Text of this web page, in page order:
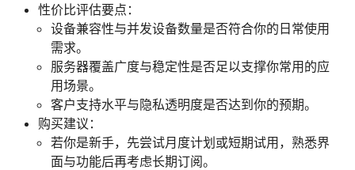
性价比评估要点：
设备兼容性与并发设备数量是否符合你的日常使用
需求。
服务器覆盖广度与稳定性是否足以支撑你常用的应
用场景。
客户支持水平与隐私透明度是否达到你的预期。
购买建议：
若你是新手，先尝试月度计划或短期试用，熟悉界
面与功能后再考虑长期订阅。